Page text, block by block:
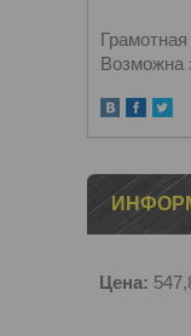
Возможна
Цена: